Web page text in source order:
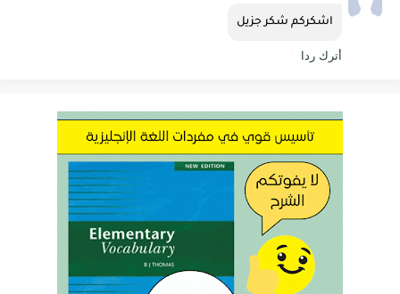
اشكركم شكر جزيل
أترك ردا